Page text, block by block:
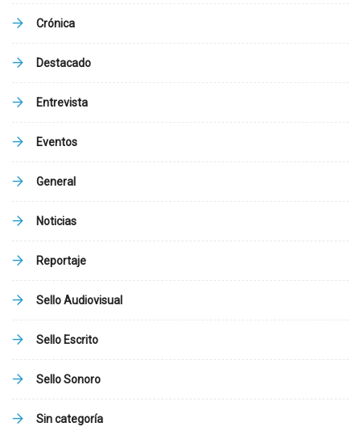
Crónica
Destacado
Entrevista
Eventos
General
Noticias
Reportaje
Sello Audiovisual
Sello Escrito
Sello Sonoro
Sin categoría